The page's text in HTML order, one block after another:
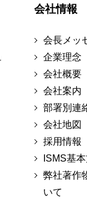
会社情報
会長メッ
企業理念
会社概要
会社案内
部署別連
会社地図
採用情報
ISMS基
弊社著作
いて